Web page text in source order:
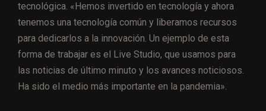
tecnológica. «Hemos invertido en tecnología y ahora
tenemos una tecnología común y liberamos recursos
para dedicarlos a la innovación. Un ejemplo de esta
forma de trabajar es el Live Studio, que usamos para
las noticias de último minuto y los avances noticiosos.
Ha sido el medio más importante en la pandemia».